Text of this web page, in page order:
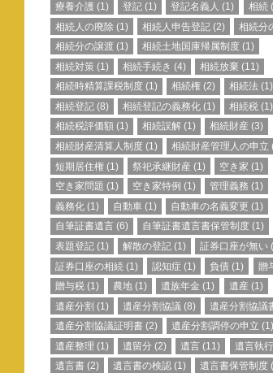
療養介護 (1) 登記 (1) 登記名義人 (1) 相続
相続人の廃除 (1) 相続人申告登記 (2) 相続分
相続分の譲渡 (1) 相続土地国庫帰属制度 (1)
相続対策 (1) 相続手続き (4) 相続放棄 (11)
相続時精算課税制度 (1) 相続権 (2) 相続法 (1)
相続登記 (8) 相続登記の義務化 (1) 相続税 (1)
相続税評価額 (1) 相続誤解 (1) 相続財産 (3)
相続財産清算人制度 (1) 相続財産管理人の申立
短期居住権 (1) 祭祀承継財産 (1) 空き家 (1)
空き家問題 (1) 空き家特例 (1) 管理義務 (1)
義務化 (1) 自動車 (1) 自動車の名義変更 (1)
自筆証書遺言 (6) 自筆証書遺言書保管制度 (1)
表題登記 (1) 解散の登記 (1) 証券口座が無い
証券口座の相続 (1) 認知症 (1) 負債 (1) 贈
贈与税 (1) 農地 (1) 遺族年金 (1) 遺産(1)
遺産分割 (1) 遺産分割協議 (8) 遺産分割協議
遺産分割協議証明書 (2) 遺産分割調停の申立 (1)
遺産整理 (1) 遺留分 (2) 遺言 (11) 遺言執
遺言書 (2) 遺言書の検認 (1) 遺言書保管制度